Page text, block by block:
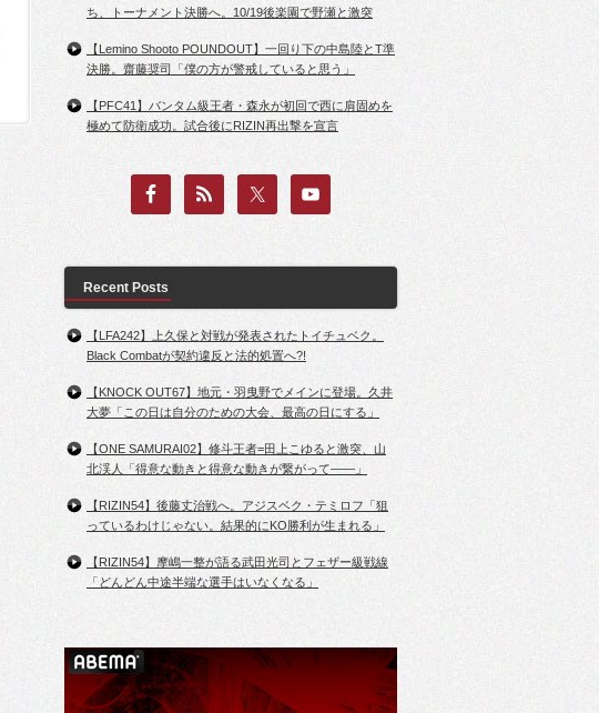
ち、トーナメント決勝へ。10/19後楽園で野瀬と激突
【Lemino Shooto POUNDOUT】一回り下の中島陸とT準
決勝。齋藤奨司「僕の方が警戒していると思う」
【PFC41】バンタム級王者・森永が初回で西に肩固めを
極めて防衛成功。試合後にRIZIN再出撃を宣言
Recent Posts
【LFA242】上久保と対戦が発表されたトイチュベク。
Black Combatが契約違反と法的処置へ?!
【KNOCK OUT67】地元・羽曳野でメインに登場。久井
大夢「この日は自分のための大会、最高の日にする」
【ONE SAMURAI02】修斗王者=田上こゆると激突、山
北渓人「得意な動きと得意な動きが繋がって――」
【RIZIN54】後藤丈治戦へ。アジスベク・テミロフ「狙
っているわけじゃない。結果的にKO勝利が生まれる」
【RIZIN54】摩嶋一整が語る武田光司とフェザー級戦線
「どんどん中途半端な選手はいなくなる」